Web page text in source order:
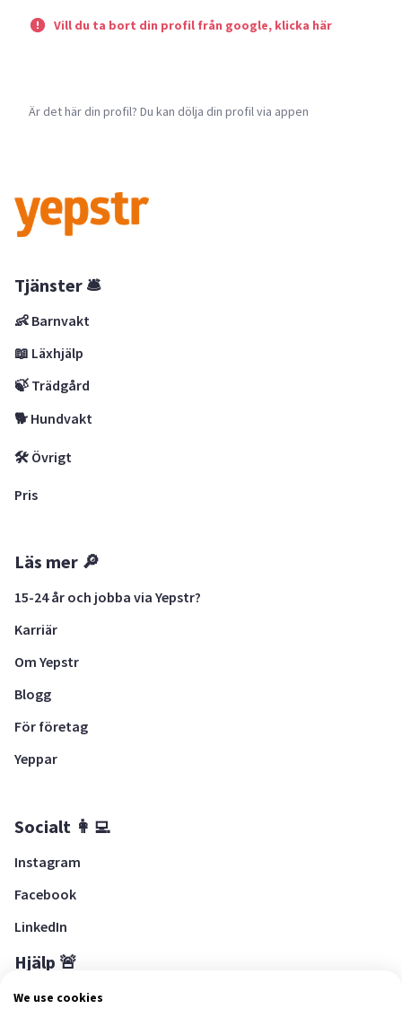
Vill du ta bort din profil från google, klicka här
Är det här din profil? Du kan dölja din profil via appen
Tjänster 🛎
👶 Barnvakt
📖 Läxhjälp
🍃 Trädgård
🐕 Hundvakt
🛠 Övrigt
Pris
Läs mer 🔎
15-24 år och jobba via Yepstr?
Karriär
Om Yepstr
Blogg
För företag
Yeppar
Socialt 👩‍💻
Instagram
Facebook
LinkedIn
Hjälp 🚨
Hjälpcenter
We use cookies